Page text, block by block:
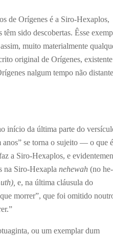
de Orígenes é a Siro-Hexaplos,
sido descobertas. Êsse
muito materialmente
original de Orígenes, existente
nalgum tempo não
início da última parte do
anos” se torna o sujeito — o que é
a Siro-Hexaplos, e
na Siro-Hexapla nehewah (no he-
e, na última cláusula do
morrer”, que foi omitido
ou um exemplar dum